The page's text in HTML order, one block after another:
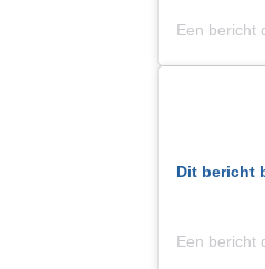
Een bericht
Dit bericht
Een bericht